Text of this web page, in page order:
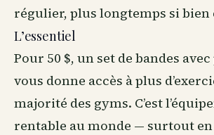
régulier, plus longtemps si bien
L’essentiel
Pour 50 $, un set de bandes
vous donne accès à plus
majorité des gyms. C’est
rentable au monde — surtout